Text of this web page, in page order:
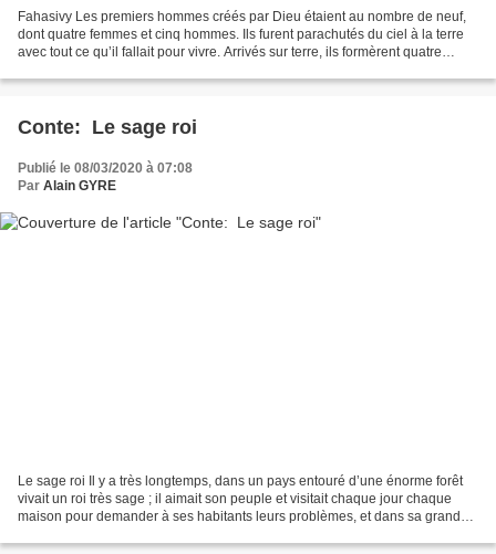
Fahasivy Les premiers hommes créés par Dieu étaient au nombre de neuf,
dont quatre femmes et cinq hommes. Ils furent parachutés du ciel à la terre
avec tout ce qu’il fallait pour vivre. Arrivés sur terre, ils formèrent quatre
Conte: Le sage roi
Publié le 08/03/2020 à 07:08
Par Alain GYRE
Le sage roi Il y a très longtemps, dans un pays entouré d’une énorme forêt
vivait un roi très sage ; il aimait son peuple et visitait chaque jour chaque
maison pour demander à ses habitants leurs problèmes, et dans sa grande